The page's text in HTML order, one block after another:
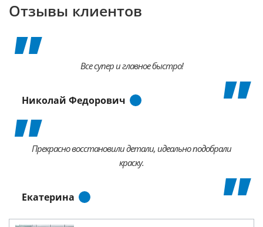
Отзывы клиентов
Все супер и главное быстро!
Николай Федорович
Прекрасно восстановили детали, идеально подобрали
краску.
Екатерина